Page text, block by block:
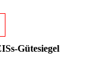
Gütesiegel